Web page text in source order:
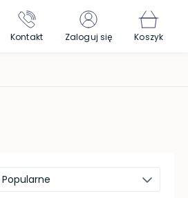
Kontakt Zaloguj się Koszyk
Popularne